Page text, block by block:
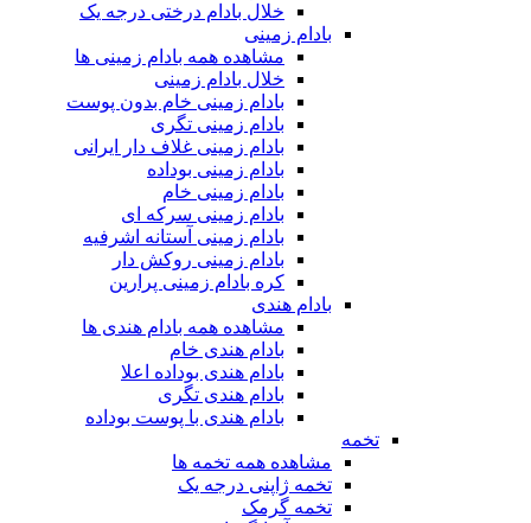
خلال بادام درختی درجه یک
بادام زمینی
مشاهده همه بادام زمینی ها
خلال بادام زمینی
بادام زمینی خام بدون پوست
بادام زمینی تگری
بادام زمینی غلاف دار ایرانی
بادام زمینی بوداده
بادام زمینی خام
بادام زمینی سرکه ای
بادام زمینی آستانه اشرفیه
بادام زمینی روکش دار
کره بادام زمینی پرارین
بادام هندی
مشاهده همه بادام هندی ها
بادام هندی خام
بادام هندی بوداده اعلا
بادام هندی تگری
بادام هندی با پوست بوداده
تخمه
مشاهده همه تخمه ها
تخمه ژاپنی درجه یک
تخمه گرمک